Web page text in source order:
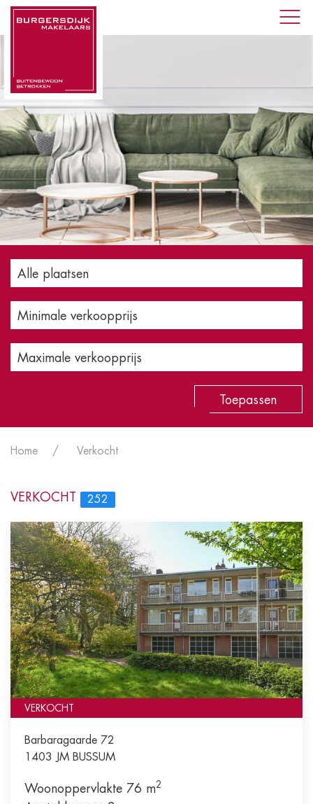
Alle plaatsen
Minimale verkoopprijs
Maximale verkoopprijs
Toepassen
Home Verkocht
VERKOCHT 252
VERKOCHT
Barbaragaarde 72
1403 JM BUSSUM
Woonoppervlakte 76 m2